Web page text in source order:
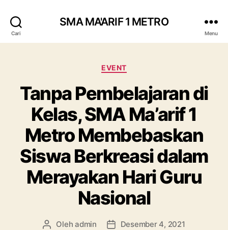
Cari
SMA MA'ARIF 1 METRO
Menu
Kategori
EVENT
Tanpa Pembelajaran di
Kelas, SMA Ma’arif 1
Metro Membebaskan
Siswa Berkreasi dalam
Merayakan Hari Guru
Nasional
Penulis
Olehadmin
Tanggal
Desember 4, 2021